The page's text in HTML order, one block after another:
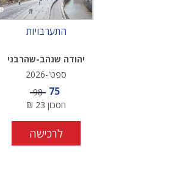
התערבויות
יהודה שנהב-שהרבני
ספט'-2026
מחיר מבצע
75 מחיר
98
חסכון 23
₪
לרכישה